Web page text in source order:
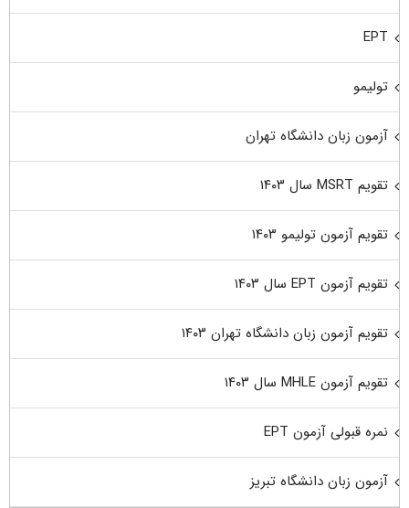
EPT
تولیمو
آزمون زبان دانشگاه تهران
تقویم MSRT سال ۱۴۰۳
تقویم آزمون تولیمو ۱۴۰۳
تقویم آزمون EPT سال ۱۴۰۳
تقویم آزمون زبان دانشگاه تهران ۱۴۰۳
تقویم آزمون MHLE سال ۱۴۰۳
نمره قبولی آزمون EPT
آزمون زبان دانشگاه تبریز